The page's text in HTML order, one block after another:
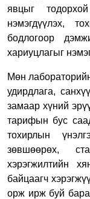
явцыг
нэмэгдүүлэх,
бодлогоор
хариуцлагыг
Мөн
удирдлага,
замаар хүний
тарифын бус
тохирлын
зөвшөөрөх,
хэрэгжилтийн
байцаагч
орж ирж буй